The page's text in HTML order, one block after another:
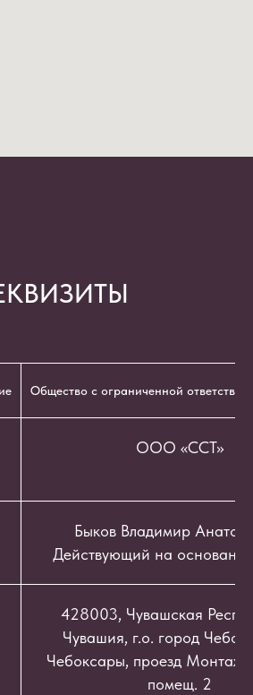
Общество с ограниченной
ООО «ССТ»
Быков Владимир
Действующий на
428003, Чувашская
Чувашия, г.о. город
Чебоксары, проезд
помещ. 2